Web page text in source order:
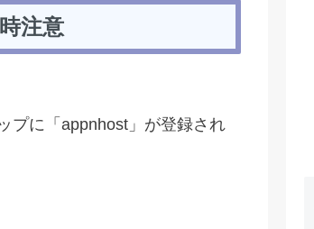
注意
プに「appnhost」が登録され